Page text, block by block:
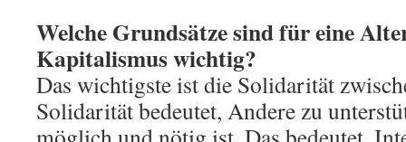
Welche Grundsätze sind für eine
Kapitalismus wichtig?
Das wichtigste ist die Solidarität
Solidarität bedeutet, Andere zu